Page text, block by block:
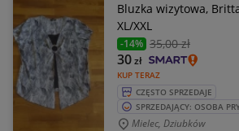
Bluzka wizytowa, Brittany black USA
XL/XXL
-14% 35,00 zł
KUP TERAZ
30zł
CZĘSTO SPRZEDAJE
SPRZEDAJĄCY: OSOBA
Mielec, Dziubków